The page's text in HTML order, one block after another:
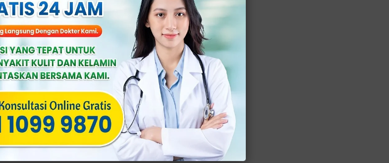
Penyebab Kepala
bagian tubuh lainnya, itu bisa terluka